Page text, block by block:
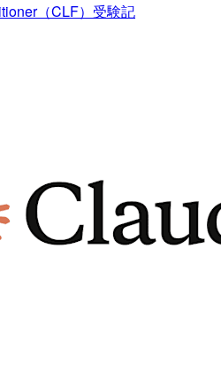
（CLF）受験記